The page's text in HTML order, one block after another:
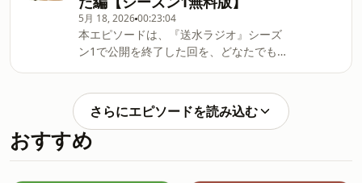
ーズン2の無料版です。Apple Podcastの
サブスクに登録いただくと毎週エピソー
ドが届き、公開を終了していたシーズン
1のエピソードもアーカイブとして順次
お聴きいただけます。サブスクはApple
Podcast限定となります。ご登録のうえ
お楽しみください。番組へのメッセージ
はこちらか
ら⁠https://forms.gle/uGtvhtGgPuRYRLv17
5月 18, 202600:23:04
本エピソードは、『送水ラジオ』シーズ
ン1で公開を終了した回を、どなたでも
番組へのメッセージはこちらか
ら⁠⁠⁠⁠⁠⁠https://forms.gle/uGtvhtGgPuRYRLv17
さらにエピソードを読み込む
おすすめ